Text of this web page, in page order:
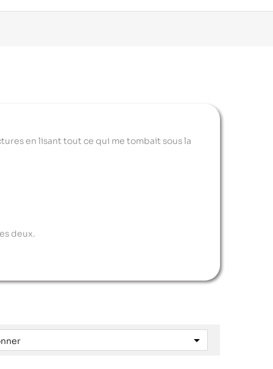
en lisant tout ce qui me tombait sous la
deux.
